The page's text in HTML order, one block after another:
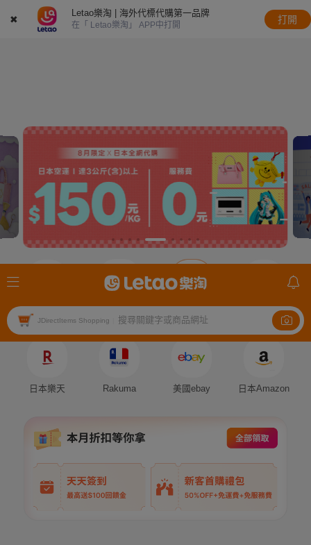
✖
Letao樂淘 | 海外代標代購第一品牌
在「 Letao樂淘」 APP中打開
打開
JDirectItems Shopping 搜尋關鍵字或商品網址
Auction
Fleamarket
Shopping
mercari
日本樂天 Rakuma 美國ebay 日本Amazon